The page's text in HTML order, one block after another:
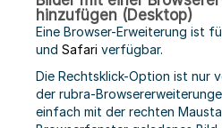
hinzufügen (Desktop)
Eine Browser-Erweiterung ist
und Safari verfügbar.
Die Rechtsklick-Option ist nur
der rubra-
einfach mit der rechten